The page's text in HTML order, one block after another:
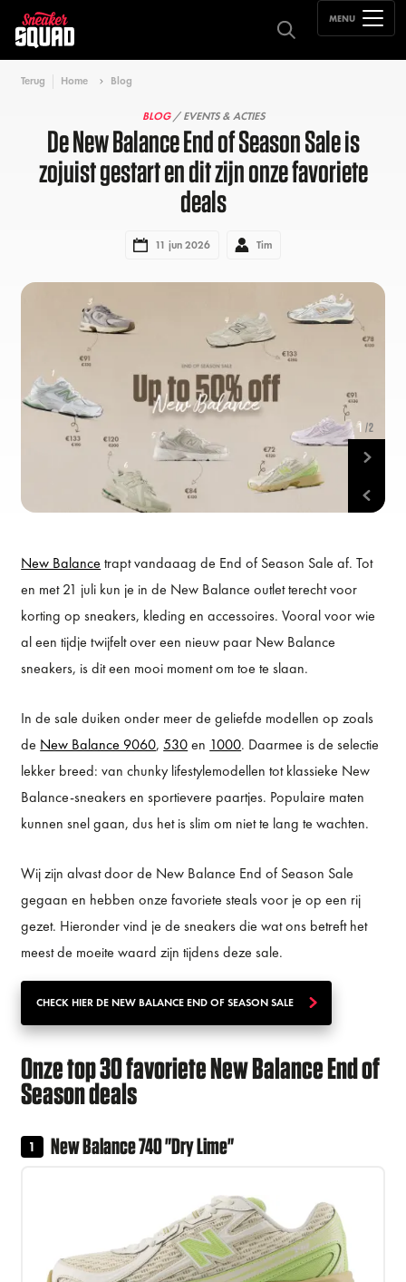
MENU
Terug Home Blog
BLOG/ EVENTS & ACTIES
De New Balance End of Season Sale is
zojuist gestart en dit zijn onze favoriete
deals
11 jun 2026 Tim
1 /2
New Balance trapt vandaaag de End of Season Sale af. Tot
en met 21 juli kun je in de New Balance outlet terecht voor
korting op sneakers, kleding en accessoires. Vooral voor wie
al een tijdje twijfelt over een nieuw paar New Balance
sneakers, is dit een mooi moment om toe te slaan.
In de sale duiken onder meer de geliefde modellen op zoals
de New Balance 9060,530en 1000. Daarmee is de selectie
lekker breed: van chunky lifestylemodellen tot klassieke New
Balance-sneakers en sportievere paartjes. Populaire maten
kunnen snel gaan, dus het is slim om niet te lang te wachten.
Wij zijn alvast door de New Balance End of Season Sale
gegaan en hebben onze favoriete steals voor je op een rij
gezet. Hieronder vind je de sneakers die wat ons betreft het
meest de moeite waard zijn tijdens deze sale.
CHECK HIER DE NEW BALANCE END OF SEASON SALE
Onze top 30 favoriete New Balance End of
Season deals
1 New Balance 740 "Dry Lime"